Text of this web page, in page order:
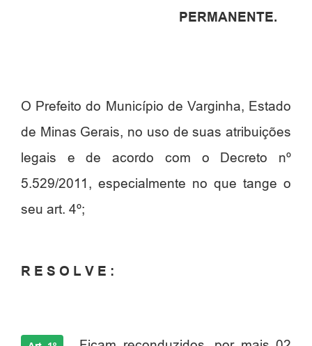
PERMANENTE.
O Prefeito do Município de Varginha, Estado
de Minas Gerais, no uso de suas atribuições
legais e de acordo com o Decreto nº
5.529/2011, especialmente no que tange o
seu art. 4º;
R E S O L V E :